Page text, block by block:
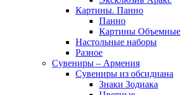
Картины. Панно
Панно
Картины Объемные
Настольные наборы
Разное
Сувениры – Армения
Сувениры из обсидиана
Знаки Зодиака